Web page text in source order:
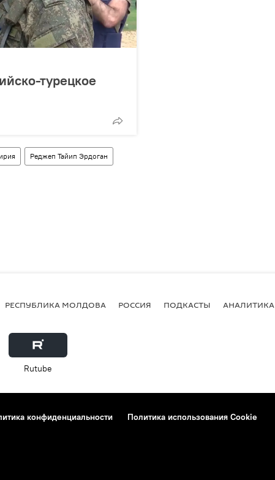
турецкое
Реджеп Тайип Эрдоган
РЕСПУБЛИКА МОЛДОВА РОССИЯ ПОДКАСТЫ АНАЛИТИКА
Rutube
конфиденциальности
Политика использования Cookie